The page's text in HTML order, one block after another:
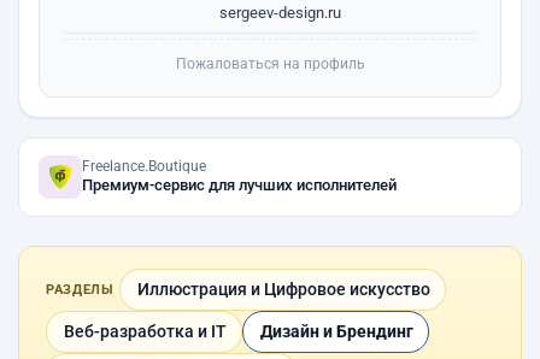
sergeev-design.ru
Пожаловаться на профиль
Freelance.Boutique
Премиум-сервис для лучших исполнителей
РАЗДЕЛЫ Иллюстрация и Цифровое искусство
Веб-разработка и IT Дизайн и Брендинг